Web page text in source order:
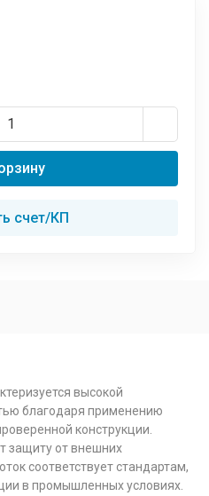
счет/КП
высокой
благодаря применению
конструкции.
защиту от внешних
соответствует стандартам,
в промышленных условиях.